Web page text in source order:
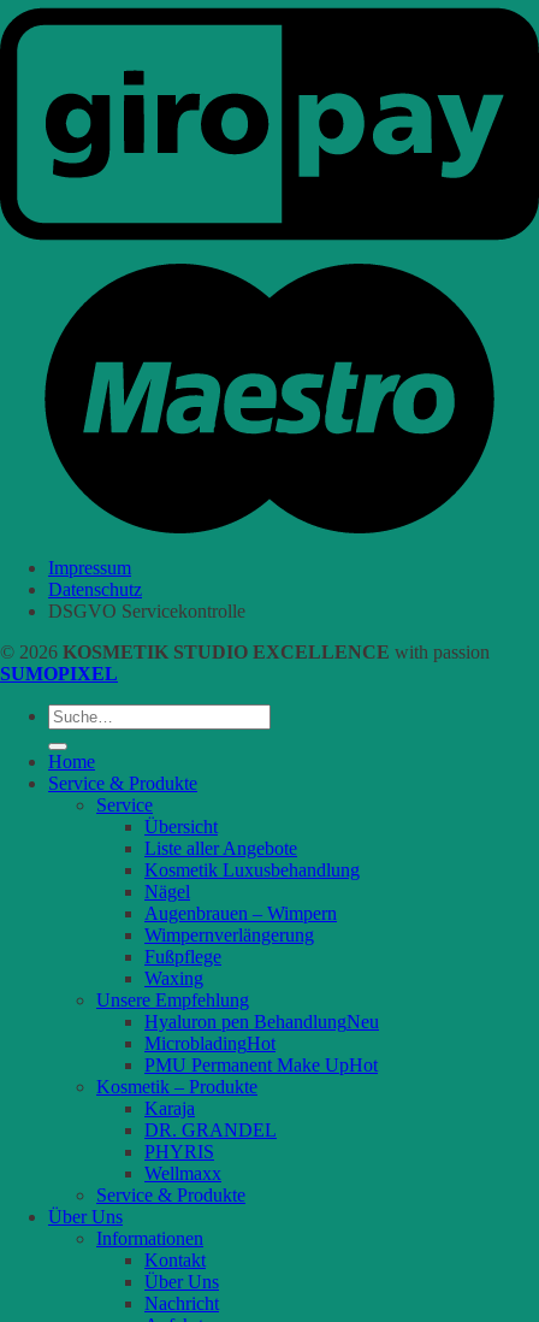
Impressum
Datenschutz
DSGVO Servicekontrolle
© 2026 KOSMETIK STUDIO EXCELLENCE with passion
SUMOPIXEL
Suche
nach:
Home
Service & Produkte
Service
Übersicht
Liste aller Angebote
Kosmetik Luxusbehandlung
Nägel
Augenbrauen – Wimpern
Wimpernverlängerung
Fußpflege
Waxing
Unsere Empfehlung
Hyaluron pen Behandlung
Microblading
PMU Permanent Make Up
Kosmetik – Produkte
Karaja
DR. GRANDEL
PHYRIS
Wellmaxx
Service & Produkte
Über Uns
Informationen
Kontakt
Über Uns
Nachricht